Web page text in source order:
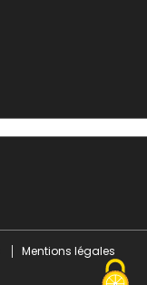
Mentions légales